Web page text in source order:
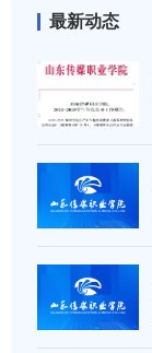
最新动态